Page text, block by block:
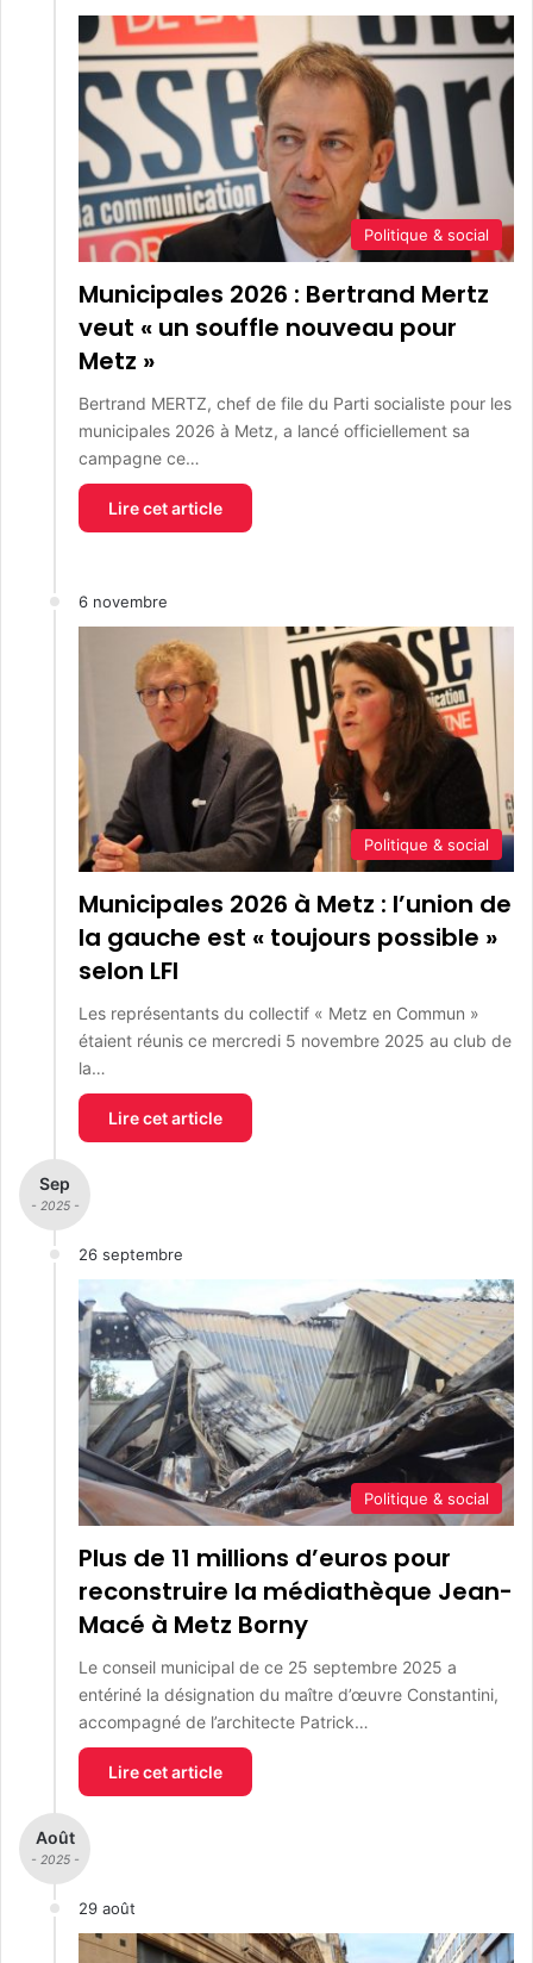
Politique & social
Municipales 2026 : Bertrand Mertz
veut « un souffle nouveau pour
Metz »
Bertrand MERTZ, chef de file du Parti socialiste pour les
municipales 2026 à Metz, a lancé officiellement sa
campagne ce…
Lire cet article
6 novembre
Politique & social
Municipales 2026 à Metz : l’union de
la gauche est « toujours possible »
selon LFI
Les représentants du collectif « Metz en Commun »
étaient réunis ce mercredi 5 novembre 2025 au club de
la…
Lire cet article
Sep
- 2025 -
26 septembre
Politique & social
Plus de 11 millions d’euros pour
reconstruire la médiathèque Jean-
Macé à Metz Borny
Le conseil municipal de ce 25 septembre 2025 a
entériné la désignation du maître d’œuvre Constantini,
accompagné de l’architecte Patrick…
Lire cet article
Août
- 2025 -
29 août